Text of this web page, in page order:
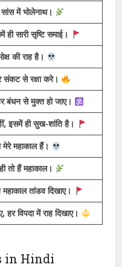
में, वही तो हैं महादेव हमारे।
वो हैं मेरे महाकाल।
का हर कष्ट मिट जाए।
में भोलेनाथ।
सारी सृष्टि समाई।
की राह है।
संकट से रक्षा करे।
बंधन से मुक्त हो जाए।
इसमें ही सुख-शांति है।
तो हैं महाकाल।